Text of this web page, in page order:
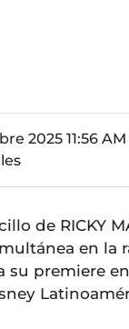
2025 11:56 AM
de RICKY
en la
su premiere